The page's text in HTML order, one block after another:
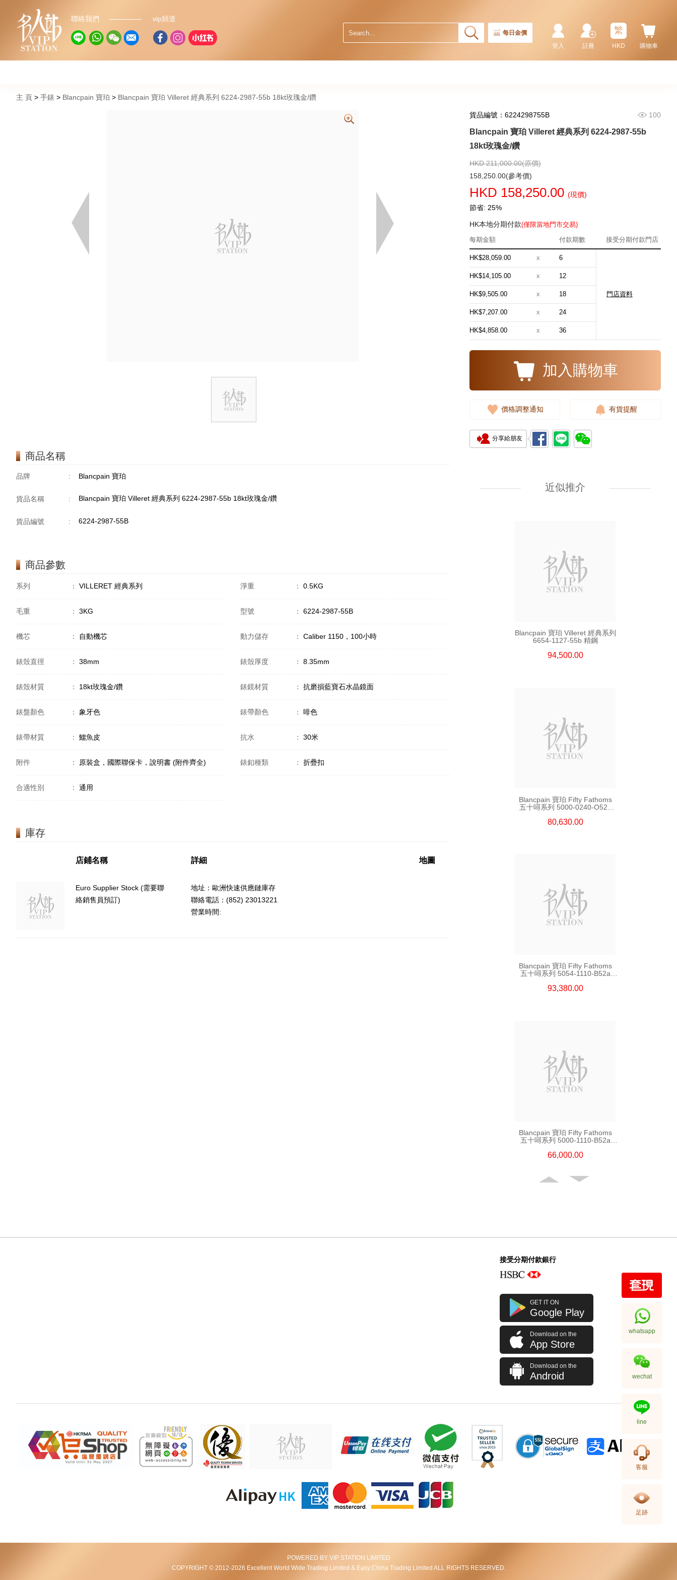
聯絡我們 vip頻道
每日金價
購物車
繁
HKD
註冊
登入
主 頁 手錶 Blancpain 寶珀 Blancpain 寶珀 Villeret 經典系列 6224-2987-55b 18kt玫瑰金/鑽
商品名稱
品牌 : Blancpain 寶珀
貨品名稱 : Blancpain 寶珀 Villeret 經典系列 6224-2987-55b 18kt玫瑰金/鑽
貨品編號 : 6224-2987-55B
商品參數
系列 ： VILLERET 經典系列 淨重 ： 0.5KG
毛重 ： 3KG 型號 ： 6224-2987-55B
機芯 ： 自動機芯 動力儲存 ： Caliber 1150，100小時
錶殼直徑 ： 38mm 錶殼厚度 ： 8.35mm
錶殼材質 ： 18kt玫瑰金/鑽 錶鏡材質 ： 抗磨損藍寶石水晶鏡面
錶盤顏色 ： 象牙色 錶帶顏色 ： 啡色
錶帶材質 ： 鱷魚皮 抗水 ： 30米
附件 ： 原裝盒，國際聯保卡，說明書 (附件齊全) 錶釦種類 ： 折疊扣
合適性別 ： 通用
庫存
店鋪名稱 詳細 地圖
Euro Supplier Stock (需要聯
絡銷售員預訂)
地址：歐洲快速供應鏈庫存
聯絡電話：(852) 23013221
營業時間:
貨品編號：6224298755B 100
Blancpain 寶珀 Villeret 經典系列 6224-2987-55b
18kt玫瑰金/鑽
HKD 211,000.00(原價)
158,250.00(參考價)
HKD 158,250.00 (現價)
節省: 25%
HK本地分期付款(僅限當地門市交易)
每期金額
付款期數 接受分期付款門店
HK$28,059.00 x 6
門店資料
HK$14,105.00 x 12
HK$9,505.00 x 18
HK$7,207.00 x 24
HK$4,858.00 x 36
加入購物車
價格調整通知 有貨提醒
分享給朋友
近似推介
Blancpain 寶珀 Fifty Fathoms
五十噚系列 5015-1130-52a 精鋼
Blancpain 寶珀 Villeret 經典系列
181,880.00
94,500.00
Blancpain 寶珀 Villeret 經典系列
6654-1127-55b 精鋼
94,500.00
Blancpain 寶珀 Fifty Fathoms
五十噚系列 5000-0240-O52a
80,630.00
Blancpain 寶珀 Fifty Fathoms
五十噚系列 5054-1110-B52a
93,380.00
Blancpain 寶珀 Fifty Fathoms
五十噚系列 5000-1110-B52a
66,000.00
Blancpain 寶珀 Fifty Fathoms
五十噚系列 5200-0153-B52a
陶瓷
108,000.00
接受分期付款銀行
GET IT ON
Google Play
Download on the
App Store
Download on the
Android
POWERED BY VIP STATION LIMITED
COPYRIGHT © 2012-2026 Excellent World Wide Trading Limited & Easy China Trading Limited ALL RIGHTS RESERVED.
whatsapp
wechat
line
客服
足跡